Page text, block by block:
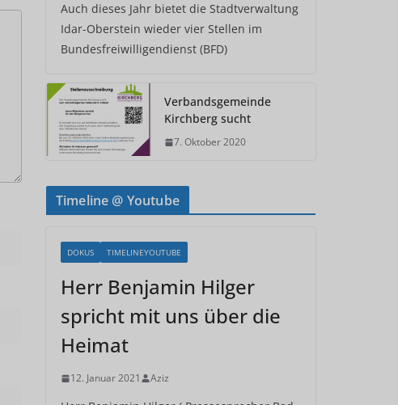
Auch dieses Jahr bietet die Stadtverwaltung
Idar-Oberstein wieder vier Stellen im
Bundesfreiwilligendienst (BFD)
Verbandsgemeinde
Kirchberg sucht
7. Oktober 2020
Timeline @ Youtube
DOKUS TIMELINEYOUTUBE
Herr Benjamin Hilger
spricht mit uns über die
Heimat
12. Januar 2021 Aziz